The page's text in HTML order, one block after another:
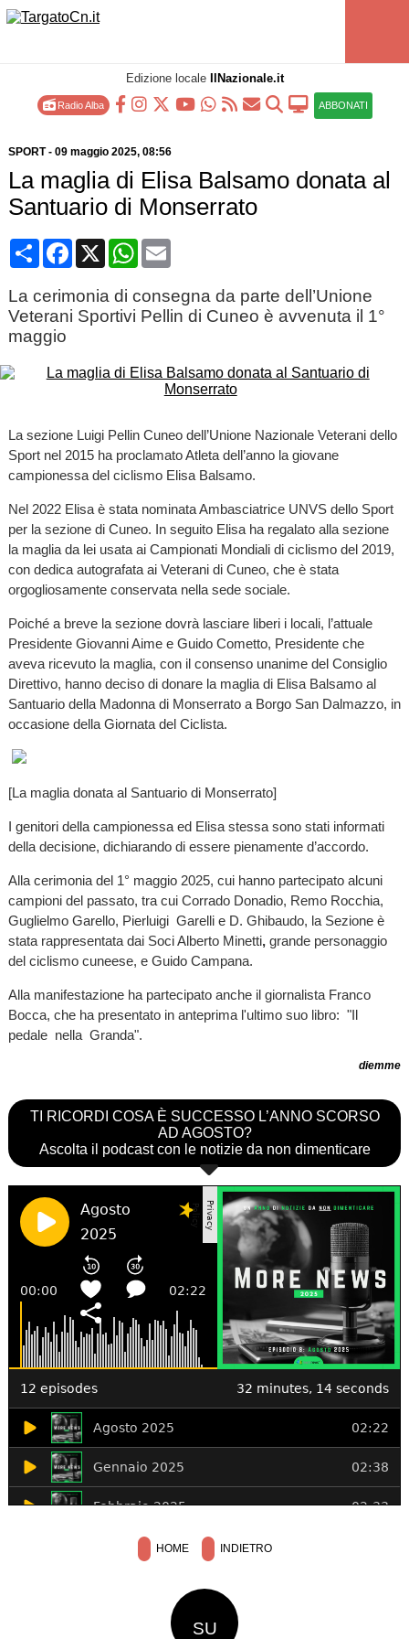
Edizione locale IlNazionale.it
Radio Alba ABBONATI
SPORT- 09 maggio 2025, 08:56
La maglia di Elisa Balsamo donata al
Santuario di Monserrato
CondividiFacebook
X WhatsApp
Email
La cerimonia di consegna da parte dell’Unione
Veterani Sportivi Pellin di Cuneo è avvenuta il 1°
maggio
La sezione Luigi Pellin Cuneo dell’Unione Nazionale Veterani dello
Sport nel 2015 ha proclamato Atleta dell’anno la giovane
campionessa del ciclismo Elisa Balsamo.
Nel 2022 Elisa è stata nominata Ambasciatrice UNVS dello Sport
per la sezione di Cuneo. In seguito Elisa ha regalato alla sezione
la maglia da lei usata ai Campionati Mondiali di ciclismo del 2019,
con dedica autografata ai Veterani di Cuneo, che è stata
orgogliosamente conservata nella sede sociale.
Poiché a breve la sezione dovrà lasciare liberi i locali, l’attuale
Presidente Giovanni Aime e Guido Cometto, Presidente che
aveva ricevuto la maglia, con il consenso unanime del Consiglio
Direttivo, hanno deciso di donare la maglia di Elisa Balsamo al
Santuario della Madonna di Monserrato a Borgo San Dalmazzo, in
occasione della Giornata del Ciclista.
[La maglia donata al Santuario di Monserrato]
I genitori della campionessa ed Elisa stessa sono stati informati
della decisione, dichiarando di essere pienamente d’accordo.
Alla cerimonia del 1° maggio 2025, cui hanno partecipato alcuni
campioni del passato, tra cui Corrado Donadio, Remo Rocchia,
Guglielmo Garello, Pierluigi Garelli e D. Ghibaudo, la Sezione è
stata rappresentata dai Soci Alberto Minetti, grande personaggio
del ciclismo cuneese, e Guido Campana.
Alla manifestazione ha partecipato anche il giornalista Franco
Bocca, che ha presentato in anteprima l'ultimo suo libro: "Il
pedale nella Granda".
diemme
TI RICORDI COSA È SUCCESSO L’ANNO SCORSO
AD AGOSTO?
Ascolta il podcast con le notizie da non dimenticare
HOME INDIETRO
SU